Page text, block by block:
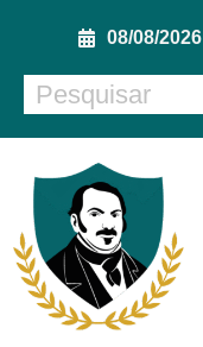
08/08/2026